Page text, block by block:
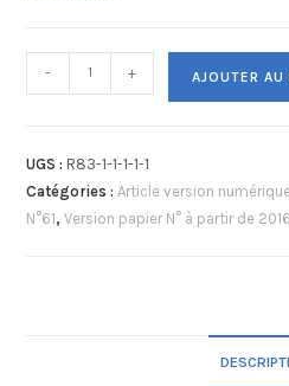
- + AJOUTER AU
UGS : R83-1-1-1-1-1
Catégories : Article version numérique
N°61,Version papier N° à partir de 2016